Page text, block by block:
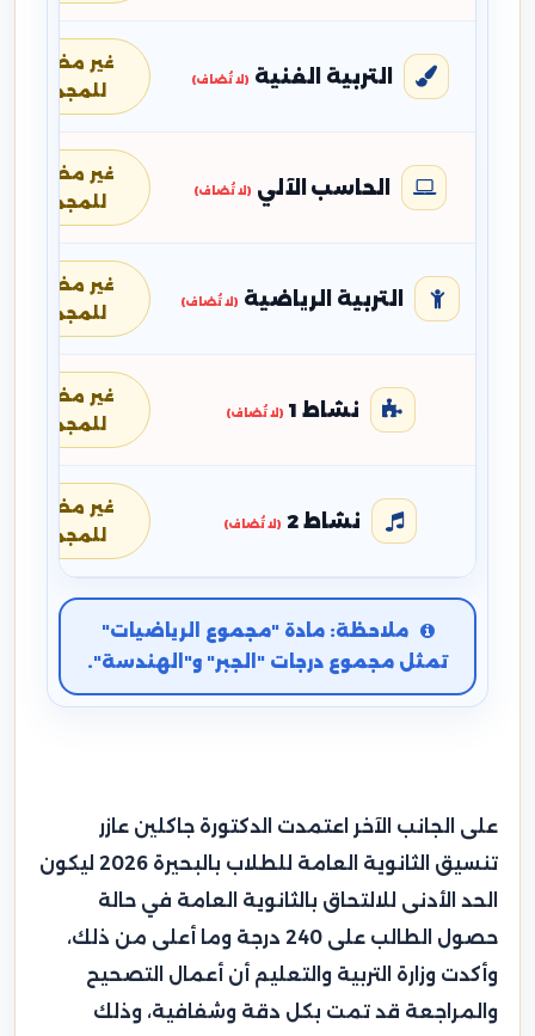
التربية الفنية (لا تُضاف)
غير مضافة
للمجموع
الحاسب الآلي (لا تُضاف)
غير مضافة
للمجموع
التربية الرياضية (لا تُضاف)
غير مضافة
للمجموع
نشاط 1 (لا تُضاف)
غير مضافة
للمجموع
نشاط 2 (لا تُضاف)
غير مضافة
للمجموع
ملاحظة: مادة "مجموع الرياضيات"
تمثل مجموع درجات "الجبر" و"الهندسة".
على الجانب الآخر اعتمدت الدكتورة جاكلين عازر
تنسيق الثانوية العامة للطلاب بالبحيرة 2026 ليكون
الحد الأدنى للالتحاق بالثانوية العامة في حالة
حصول الطالب على 240 درجة وما أعلى من ذلك،
وأكدت وزارة التربية والتعليم أن أعمال التصحيح
والمراجعة قد تمت بكل دقة وشفافية، وذلك